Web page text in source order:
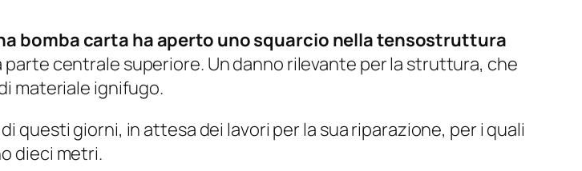
bomba carta ha aperto uno squarcio nella tensostruttura
centrale superiore. Un danno rilevante per la struttura, che
materiale ignifugo.
questi giorni, in attesa dei lavori per la sua riparazione, per i quali
dieci metri.